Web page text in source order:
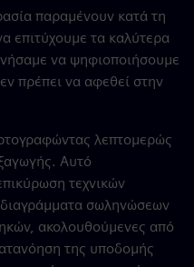
παραμένουν κατά τη
επιτύχουμε τα καλύτερα
να ψηφιοποιήσουμε
πρέπει να αφεθεί στην
λεπτομερώς
Αυτό
τεχνικών
σωληνώσεων
ακολουθούμενες από
της υποδομής